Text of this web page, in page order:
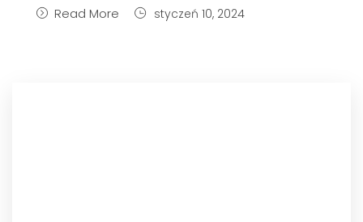
Read More styczeń 10, 2024